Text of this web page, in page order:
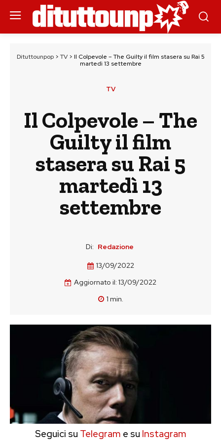
Dituttounpop> TV> Il Colpevole – The Guilty il film stasera su Rai 5
martedì 13 settembre
TV
Il Colpevole – The
Guilty il film
stasera su Rai 5
martedì 13
settembre
Di: Redazione
13/09/2022
Aggiornato il: 13/09/2022
1 min.
Seguici su Telegram e su Instagram